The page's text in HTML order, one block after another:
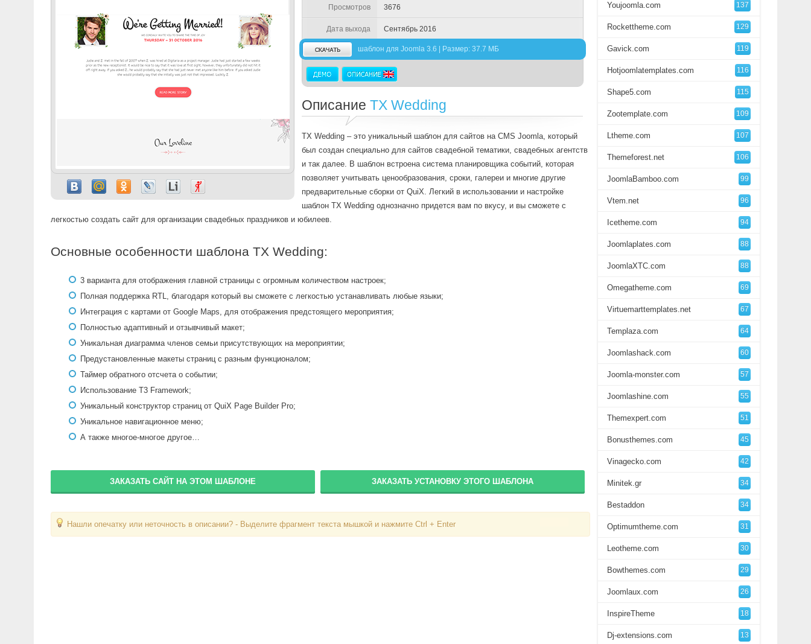
Просмотров 3676
Дата выхода Сентябрь 2016
шаблон для Joomla 3.6 | Размер: 37.7 МБ
Описание TX Wedding
TX Wedding – это уникальный шаблон для сайтов на CMS Joomla, который
был создан специально для сайтов свадебной тематики, свадебных агентств
и так далее. В шаблон встроена система планировщика событий, которая
позволяет учитывать ценообразования, сроки, галереи и многие другие
предварительные сборки от QuiX. Легкий в использовании и настройке
шаблон TX Wedding однозначно придется вам по вкусу, и вы сможете с
легкостью создать сайт для организации свадебных праздников и юбилеев.
Основные особенности шаблона TX Wedding:
3 варианта для отображения главной страницы с огромным количеством настроек;
Полная поддержка RTL, благодаря который вы сможете с легкостью устанавливать любые языки;
Интеграция с картами от Google Maps, для отображения предстоящего мероприятия;
Полностью адаптивный и отзывчивый макет;
Уникальная диаграмма членов семьи присутствующих на мероприятии;
Предустановленные макеты страниц с разным функционалом;
Таймер обратного отсчета о событии;
Использование T3 Framework;
Уникальный конструктор страниц от QuiX Page Builder Pro;
Уникальное навигационное меню;
А также многое-многое другое…
ЗАКАЗАТЬ САЙТ НА ЭТОМ ШАБЛОНЕ ЗАКАЗАТЬ УСТАНОВКУ ЭТОГО ШАБЛОНА
Нашли опечатку или неточность в описании? - Выделите фрагмент текста мышкой и нажмите Ctrl + Enter
Youjoomla.com 137
Rockettheme.com 129
Gavick.com 119
Hotjoomlatemplates.com 116
Shape5.com 115
Zootemplate.com 109
Ltheme.com 107
Themeforest.net 106
JoomlaBamboo.com 99
Vtem.net 96
Icetheme.com 94
Joomlaplates.com 88
JoomlaXTC.com 88
Omegatheme.com 69
Virtuemarttemplates.net 67
Templaza.com 64
Joomlashack.com 60
Joomla-monster.com 57
Joomlashine.com 55
Themexpert.com 51
Bonusthemes.com 45
Vinagecko.com 42
Minitek.gr 34
Bestaddon 34
Optimumtheme.com 31
Leotheme.com 30
Bowthemes.com 29
Joomlaux.com 26
InspireTheme 18
Dj-extensions.com 13
Запомнить меня
Забыли логин?